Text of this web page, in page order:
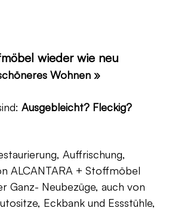
wieder wie neu
Wohnen »
Ausgebleicht? Fleckig?
Auffrischung,
ALCANTARA + Stoffmöbel
Ganz- Neubezüge, auch von
Eckbank und Essstühle,